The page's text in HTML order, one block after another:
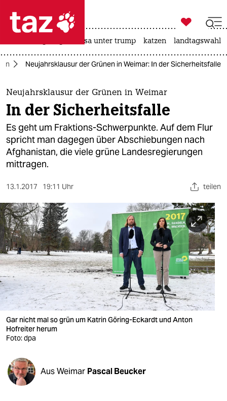
 taz zahl ich
taz zahl ich
themen
politik
öko
gesellschaft
kultur
sport
berlin
nord
wahrheit
verlag
verlag
veranstaltungen
shop
fragen & hilfe

taz zahl ich
usa unter trump katzen landtagswahl
Neujahrsklausur der Grünen in Weimar: In der Sicherheitsfalle
Neujahrsklausur der Grünen in Weimar
In der Sicherheitsfalle
Es geht um Fraktions-Schwerpunkte. Auf dem Flur
spricht man dagegen über Abschiebungen nach
Afghanistan, die viele grüne Landesregierungen
mittragen.
13.1.2017 19:11 Uhr teilen
Gar nicht mal so grün um Katrin Göring-Eckardt und Anton
Hofreiter herum
Foto: dpa
Aus Weimar Pascal Beucker